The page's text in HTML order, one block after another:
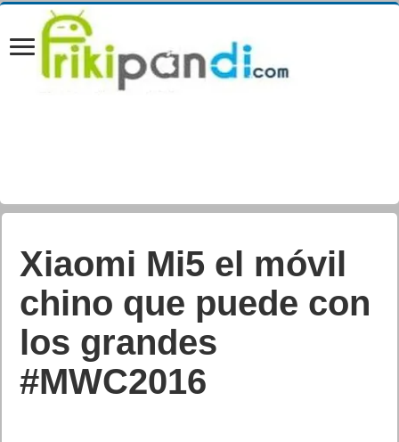
Xiaomi Mi5 el móvil
chino que puede con
los grandes
#MWC2016